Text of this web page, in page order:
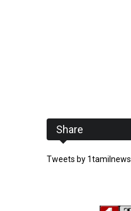
Share
Tweets by 1tamilnews